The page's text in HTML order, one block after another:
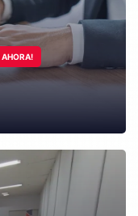
AHORA!